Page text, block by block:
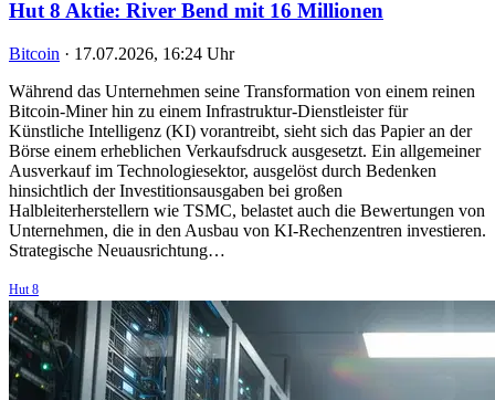
Hut 8 Aktie: River Bend mit 16 Millionen
Bitcoin · 17.07.2026, 16:24 Uhr
Während das Unternehmen seine Transformation von einem reinen
Bitcoin-Miner hin zu einem Infrastruktur-Dienstleister für
Künstliche Intelligenz (KI) vorantreibt, sieht sich das Papier an der
Börse einem erheblichen Verkaufsdruck ausgesetzt. Ein allgemeiner
Ausverkauf im Technologiesektor, ausgelöst durch Bedenken
hinsichtlich der Investitionsausgaben bei großen
Halbleiterherstellern wie TSMC, belastet auch die Bewertungen von
Unternehmen, die in den Ausbau von KI-Rechenzentren investieren.
Strategische Neuausrichtung…
Hut 8